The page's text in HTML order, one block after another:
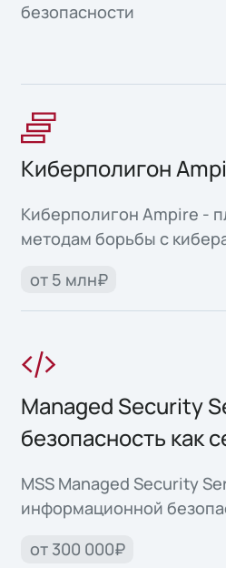
безопасности
Киберполигон
Киберполигон Ampire -
методам борьбы с
от 5 млн₽
Managed Security
безопасность как
MSS Managed Security
информационной
от 300 000₽